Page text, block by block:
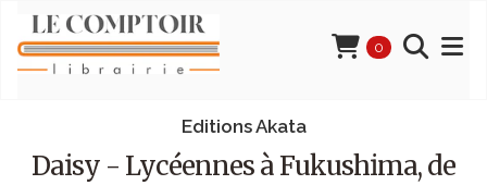
0
Editions Akata
Daisy - Lycéennes à Fukushima, de